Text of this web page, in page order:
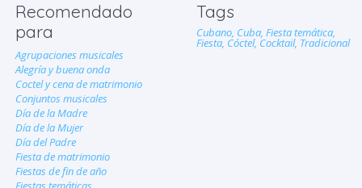
Recomendado
para
Agrupaciones musicales
Alegría y buena onda
Coctel y cena de matrimonio
Conjuntos musicales
Día de la Madre
Día de la Mujer
Día del Padre
Fiesta de matrimonio
Fiestas de fin de año
Tags
Cubano, Cuba, Fiesta temática,
Fiesta, Cóctel, Cocktail, Tradicional